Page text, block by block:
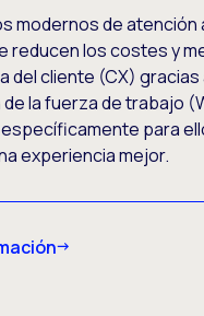
modernos de atención
reducen los costes y
del cliente (CX)
la fuerza de trabajo
para
experiencia mejor.